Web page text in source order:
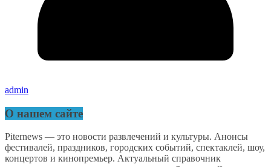
admin
О нашем сайте
Piternews — это новости развлечений и культуры. Анонсы
фестивалей, праздников, городских событий, спектаклей, шоу,
концертов и кинопремьер. Актуальный справочник